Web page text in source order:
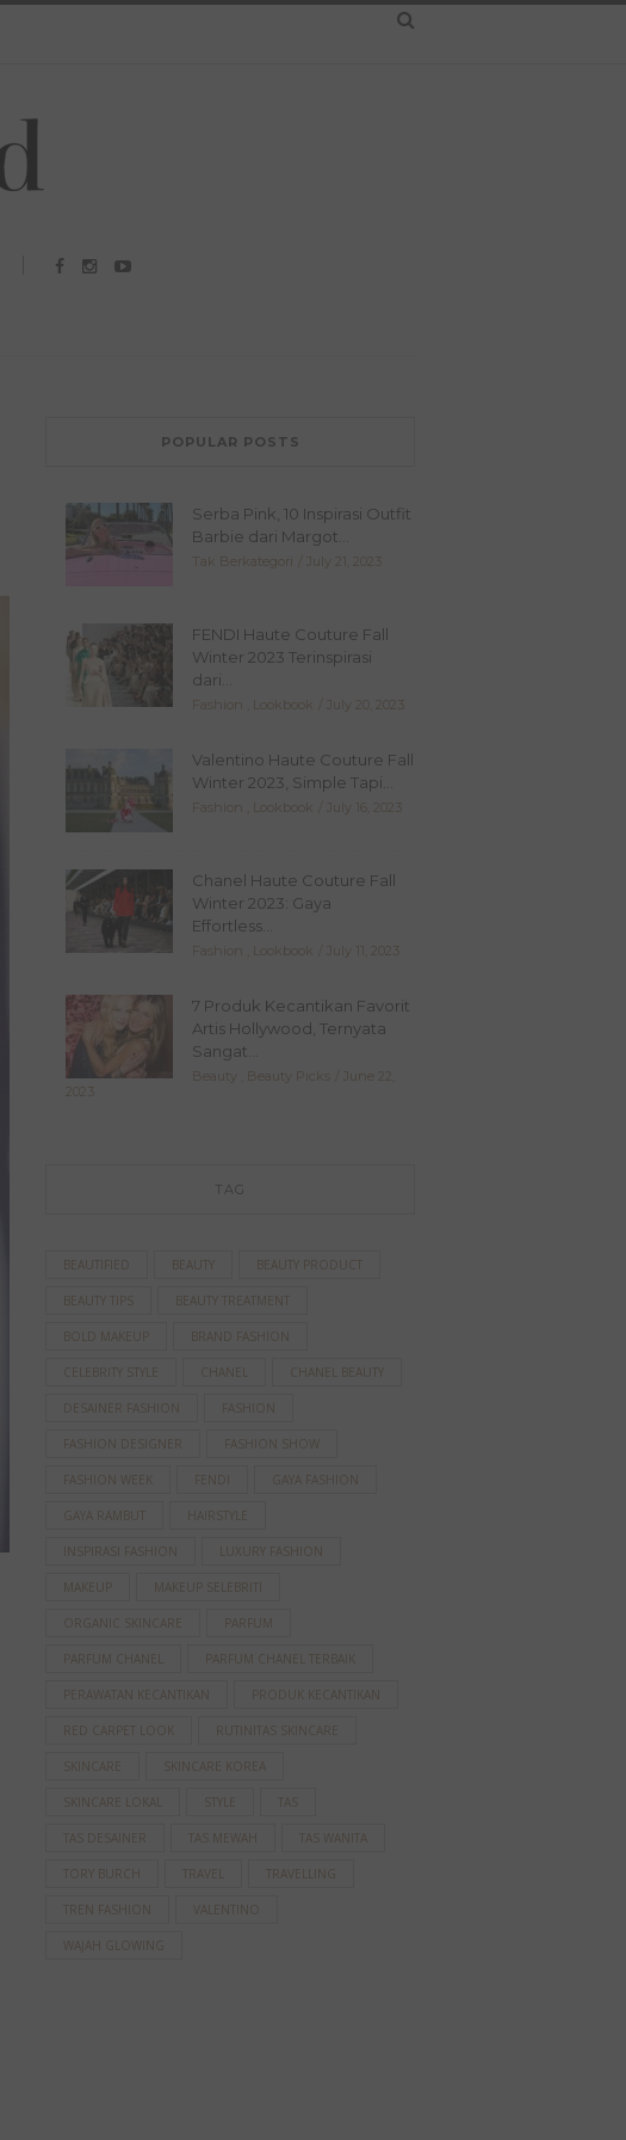
POPULAR POSTS
Serba Pink, 10 Inspirasi Outfit
Barbie dari Margot...
Tak Berkategori July 21, 2023
FENDI Haute Couture Fall
Winter 2023 Terinspirasi
dari...
Fashion Lookbook July 20, 2023
Valentino Haute Couture Fall
Winter 2023, Simple Tapi...
Fashion Lookbook July 16, 2023
Chanel Haute Couture Fall
Winter 2023: Gaya
Effortless...
Fashion Lookbook July 11, 2023
7 Produk Kecantikan Favorit
Artis Hollywood, Ternyata
Sangat...
Beauty Beauty Picks
June 22,
2023
TAG
BEAUTIFIED BEAUTY BEAUTY PRODUCT
BEAUTY TIPS BEAUTY TREATMENT
BOLD MAKEUP BRAND FASHION
CELEBRITY STYLE CHANEL CHANEL BEAUTY
DESAINER FASHION FASHION
FASHION DESIGNER FASHION SHOW
FASHION WEEK FENDI GAYA FASHION
GAYA RAMBUT HAIRSTYLE
INSPIRASI FASHION LUXURY FASHION
MAKEUP MAKEUP SELEBRITI
ORGANIC SKINCARE PARFUM
PARFUM CHANEL PARFUM CHANEL TERBAIK
PERAWATAN KECANTIKAN PRODUK KECANTIKAN
RED CARPET LOOK RUTINITAS SKINCARE
SKINCARE SKINCARE KOREA
SKINCARE LOKAL STYLE TAS
TAS DESAINER TAS MEWAH TAS WANITA
TORY BURCH TRAVEL TRAVELLING
TREN FASHION VALENTINO
WAJAH GLOWING